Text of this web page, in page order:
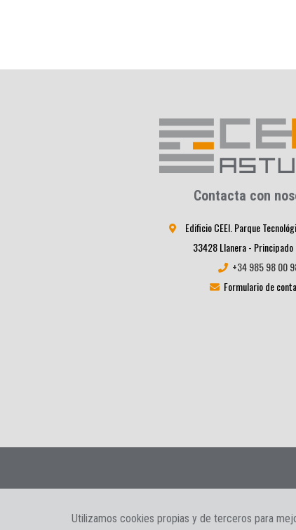
Contacta con
Edificio CEEI. Parque
33428 Llanera -
+34 985 98 00
Formulario de
Utilizamos cookies propias y de terceros para